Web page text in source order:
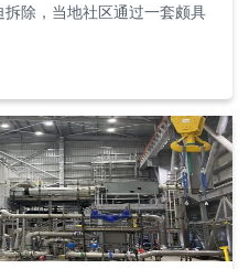
除，当地社区通过一套颇具